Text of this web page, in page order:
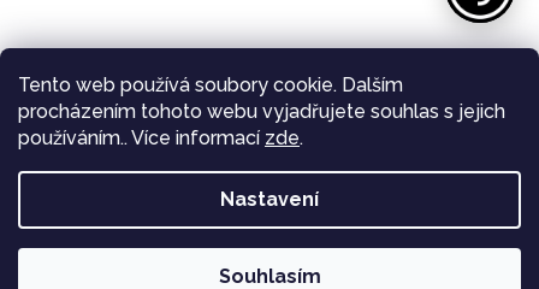
Tento web používá soubory cookie. Dalším
procházením tohoto webu vyjadřujete souhlas s jejich
používáním.. Více informací zde.
Nastavení
Souhlasím
Sledovat na Instagramu
Copyright 2026Bergl Diamonds